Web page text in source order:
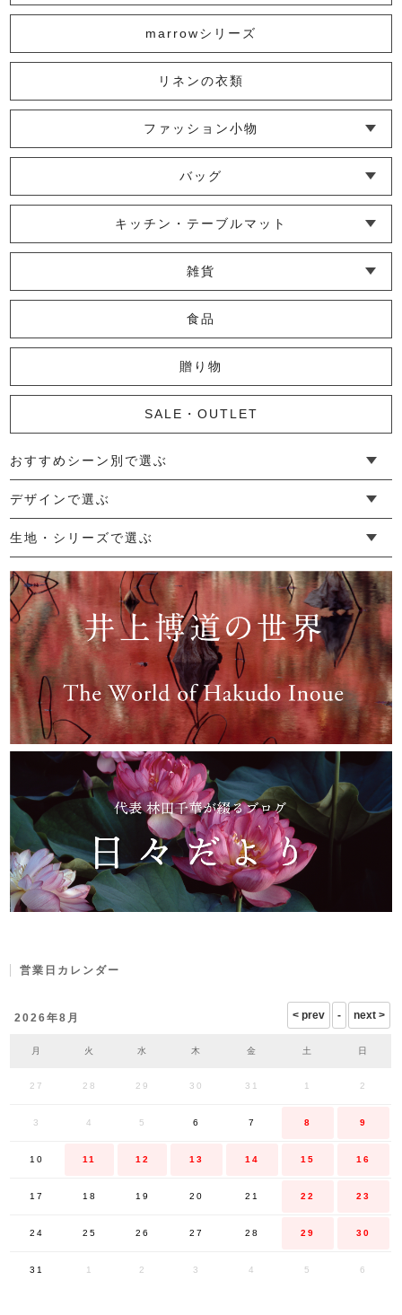
marrowシリーズ
リネンの衣類
ファッション小物
└ ショール・ストール
└ マスク
└ 靴下・アームカバー
バッグ
└ ポシェット・ショルダーバッグ
└ トートバッグ
└ 巾着バッグ
キッチン・テーブルマット
└ 蚊帳のふきん
└ かっぽう着・エプロン
└ その他キッチン小物
└ コースター
└ ランチョンマット・プレースマット
└ テーブルランナー・テーブルセンター
雑貨
└ その他小物
└ タオル・ハンカチ
└ ポーチ
└ インテリア
食品
贈り物
SALE・OUTLET
おすすめシーン別で選ぶ
└ 新生活
└ 和装
└ 旅行
└ 快眠
└ お祝い
デザインで選ぶ
└ ゆったりデザイン
└ 小柄さんにおすすめデザイン
└ 袖付きデザイン
└ メンズ・ユニセックスデザイン
└ 暮らしの黒色特集
生地・シリーズで選ぶ
└ 手紬手織り麻
└ 先染め麻
└ からみ織
└ グレーズリネン
└ 綿麻帆布
└ リネンツイード
└ リネンハンプ
└ ざっくり麻
└ オーガニックの蚊帳
└ かやキノミシリーズ
└ ふちどりシリーズ
└ 花紋シリーズ
└ 小紋シリーズ
└ 華わびシリーズ
└ 波ステッチシリーズ
└ あゆみ鹿シリーズ
└ 森の鹿シリーズ
└ まほろばシリーズ
└ 刺し子渦シリーズ
└ 革の水玉シリーズ
└ 新ビオシリーズ
営業日カレンダー
2026年8月
月 火 水 木 金 土 日
27 28 29 30 31 1 2
3 4 5 6 7 8 9
10 11 12 13 14 15 16
17 18 19 20 21 22 23
24 25 26 27 28 29 30
31 1 2 3 4 5 6